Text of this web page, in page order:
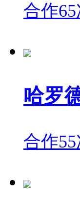
合作65
哈罗
合作55